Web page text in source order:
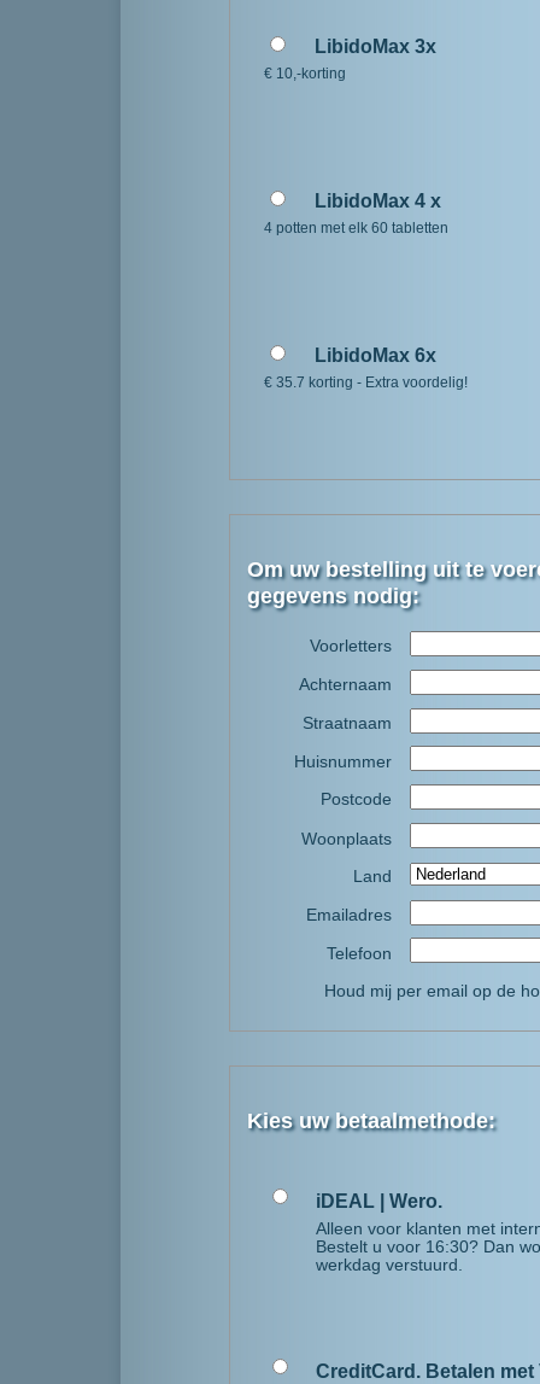
LibidoMax 3x
€ 10,-korting
LibidoMax 4 x
4 potten met elk 60 tabletten
LibidoMax 6x
€ 35.7 korting - Extra voordelig!
Om uw bestelling uit te
gegevens nodig:
Voorletters
Achternaam
Straatnaam
Huisnummer
Postcode
Woonplaats
Land
Emailadres
Telefoon
Houd mij per email op de
Kies uw betaalmethode:
iDEAL | Wero.
Alleen voor klanten met
Bestelt u voor 16:30? Dan
werkdag verstuurd.
CreditCard. Betalen